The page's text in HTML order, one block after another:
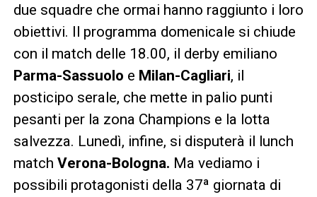
due squadre che ormai hanno raggiunto i loro
obiettivi. Il programma domenicale si chiude
con il match delle 18.00, il derby emiliano
Parma-Sassuolo e Milan-Cagliari, il
posticipo serale, che mette in palio punti
pesanti per la zona Champions e la lotta
salvezza. Lunedì, infine, si disputerà il lunch
match Verona-Bologna. Ma vediamo i
possibili protagonisti della 37ª giornata di